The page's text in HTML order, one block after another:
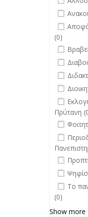
(0)
undefined
Πρύτανη
undefined
Το
(0)
Show more